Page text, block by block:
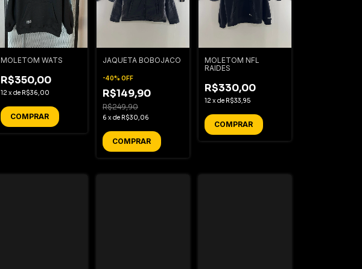
MOLETOM WATS
R$350,00
12 xde R$36,00
COMPRAR
JAQUETA BOBOJACO
-40% OFF
R$149,90
R$249,90
6 xde R$30,06
COMPRAR
MOLETOM NFL
RAIDES
R$330,00
12 xde R$33,95
COMPRAR